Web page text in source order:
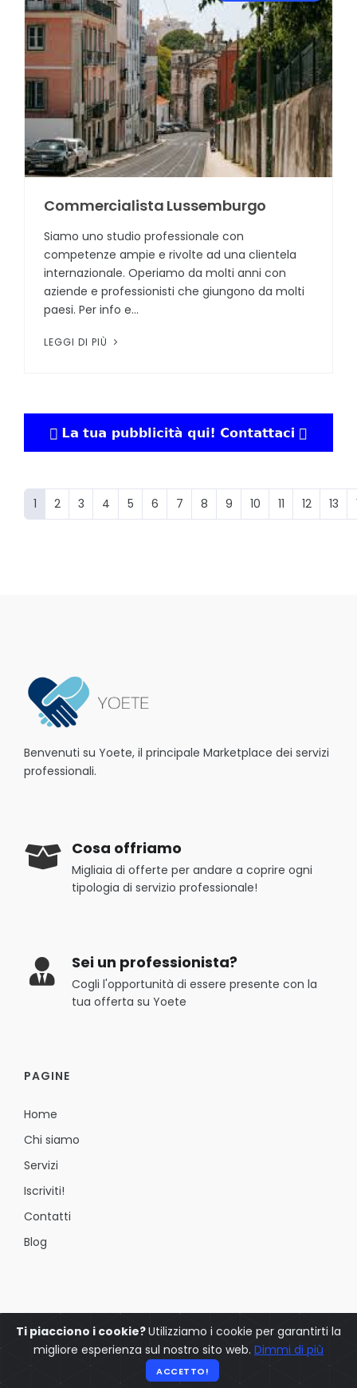
Commercialista Lussemburgo
Siamo uno studio professionale con
competenze ampie e rivolte ad una clientela
internazionale. Operiamo da molti anni con
aziende e professionisti che giungono da molti
paesi. Per info e...
LEGGI DI PIÙ
1 2 3 4 5 6 7 8 9 10 11 12 13
Benvenuti su Yoete, il principale Marketplace dei servizi
professionali.
Cosa offriamo
Migliaia di offerte per andare a coprire ogni
tipologia di servizio professionale!
Sei un professionista?
Cogli l'opportunità di essere presente con la
tua offerta su Yoete
PAGINE
Home
Chi siamo
Servizi
Iscriviti!
Contatti
Blog
© 2025 YOETE - Tutti i diritti sono riservati - Privacy Policy
Ti piacciono i cookie?Utilizziamo i cookie per garantirti la
migliore esperienza sul nostro sito web. Dimmi di più
ACCETTO!